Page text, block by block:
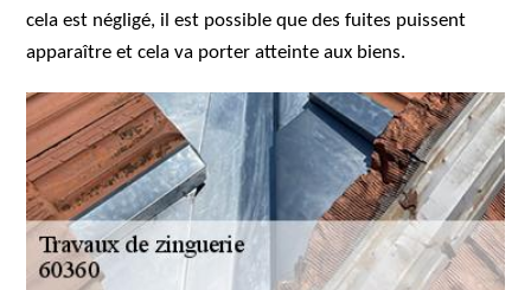
cela est négligé, il est possible que des fuites puissent
apparaître et cela va porter atteinte aux biens.